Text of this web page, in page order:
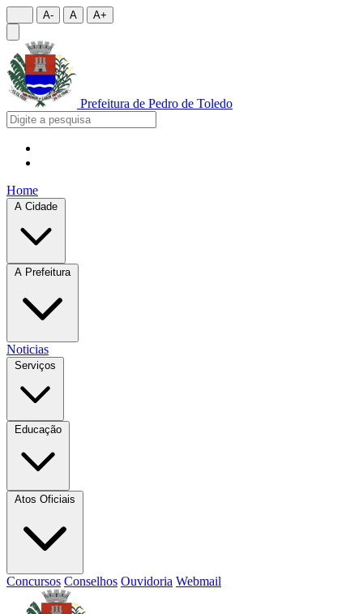
A- A A+
Prefeitura de Pedro de Toledo
Home
A Cidade
A Prefeitura
Noticias
Serviços
Educação
Atos Oficiais
Concursos Conselhos Ouvidoria Webmail